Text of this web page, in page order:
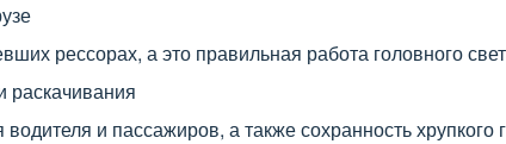
рессорах, а это правильная работа головного
раскачивания
и пассажиров, а также сохранность хрупкого